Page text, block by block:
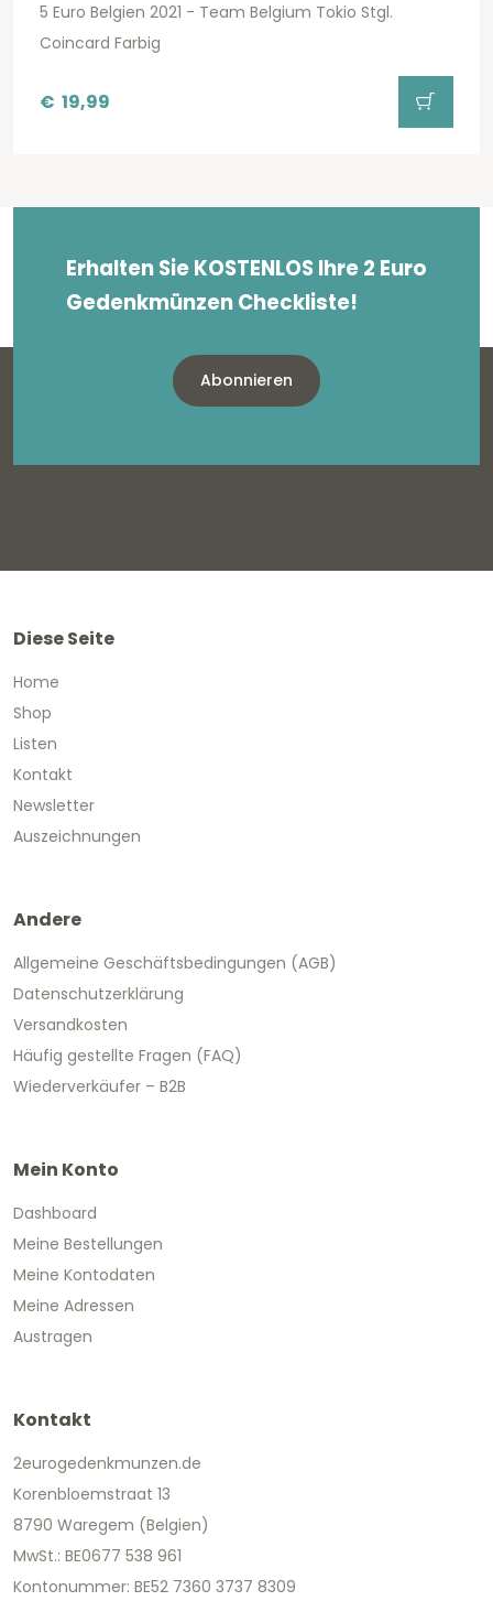
5 Euro Belgien 2021 - Team Belgium Tokio Stgl.
Coincard Farbig
€ 19,99
Erhalten Sie KOSTENLOS Ihre 2 Euro
Gedenkmünzen Checkliste!
Abonnieren
Diese Seite
Home
Shop
Listen
Kontakt
Newsletter
Auszeichnungen
Andere
Allgemeine Geschäftsbedingungen (AGB)
Datenschutzerklärung
Versandkosten
Häufig gestellte Fragen (FAQ)
Wiederverkäufer – B2B
Mein Konto
Dashboard
Meine Bestellungen
Meine Kontodaten
Meine Adressen
Austragen
Kontakt
2eurogedenkmunzen.de
Korenbloemstraat 13
8790 Waregem (Belgien)
MwSt.: BE0677 538 961
Kontonummer: BE52 7360 3737 8309